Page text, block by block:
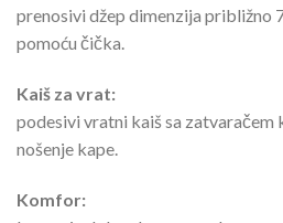
prenosivi džep dimenzija približno
pomoću čička.
Kaiš za vrat:
podesivi vratni kaiš sa zatvaračem
nošenje kape.
Komfor: